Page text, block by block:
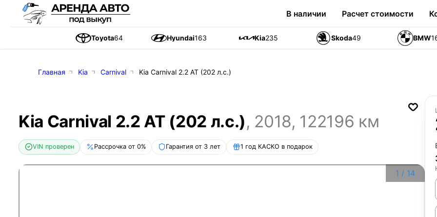
В наличии Расчет стоимости
Toyota64 Hyundai163 Kia235 Skoda49 BMW
Главная Kia Carnival Kia Carnival 2.2 AT (202 л.с.)
Kia Carnival 2.2 AT (202 л.с.), 2018, 122196 км
VIN проверен Рассрочка от 0% Гарантия от 3 лет 1 год КАСКО в подарок
1 / 14